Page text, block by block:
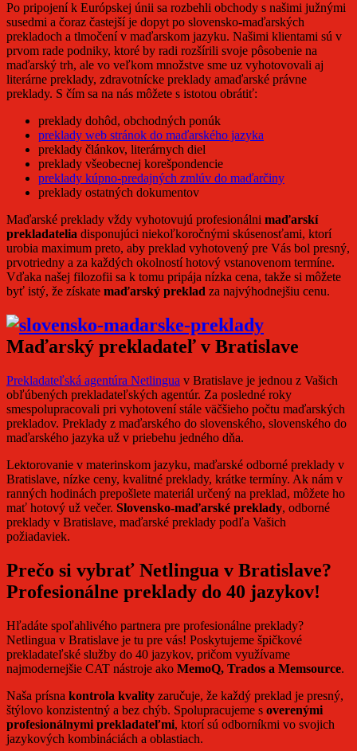
Po pripojení k Európskej únii sa rozbehli obchody s našimi južnými
susedmi a čoraz častejší je dopyt po slovensko-maďarských
prekladoch a tlmočení v maďarskom jazyku. Našimi klientami sú v
prvom rade podniky, ktoré by radi rozšírili svoje pôsobenie na
maďarský trh, ale vo veľkom množstve sme uz vyhotovovali aj
literárne preklady, zdravotnícke preklady amaďarské právne
preklady. S čím sa na nás môžete s istotou obrátiť:
preklady dohôd, obchodných ponúk
preklady web stránok do maďarského jazyka
preklady článkov, literárnych diel
preklady všeobecnej korešpondencie
preklady kúpno-predajných zmlúv do maďarčiny
preklady ostatných dokumentov
Maďarské preklady vždy vyhotovujú profesionálni maďarskí
prekladatelia disponujúci niekoľkoročnými skúsenosťami, ktorí
urobia maximum preto, aby preklad vyhotovený pre Vás bol presný,
prvotriedny a za každých okolností hotový vstanovenom termíne.
Vďaka našej filozofii sa k tomu pripája nízka cena, takže si môžete
byť istý, že získate maďarský preklad za najvýhodnejšiu cenu.
Maďarský prekladateľ v Bratislave
Prekladateľská agentúra Netlingua v Bratislave je jednou z Vašich
obľúbených prekladateľských agentúr. Za posledné roky
smespolupracovali pri vyhotovení stále väčšieho počtu maďarských
prekladov. Preklady z maďarského do slovenského, slovenského do
maďarského jazyka už v priebehu jedného dňa.
Lektorovanie v materinskom jazyku, maďarské odborné preklady v
Bratislave, nízke ceny, kvalitné preklady, krátke termíny. Ak nám v
ranných hodinách prepošlete materiál určený na preklad, môžete ho
mať hotový už večer. Slovensko-maďarské preklady, odborné
preklady v Bratislave, maďarské preklady podľa Vašich
požiadaviek.
Prečo si vybrať Netlingua v Bratislave?
Profesionálne preklady do 40 jazykov!
Hľadáte spoľahlivého partnera pre profesionálne preklady?
Netlingua v Bratislave je tu pre vás! Poskytujeme špičkové
prekladateľské služby do 40 jazykov, pričom využívame
najmodernejšie CAT nástroje ako MemoQ, Trados a Memsource.
Naša prísna kontrola kvality zaručuje, že každý preklad je presný,
štýlovo konzistentný a bez chýb. Spolupracujeme s overenými
profesionálnymi prekladateľmi, ktorí sú odborníkmi vo svojich
jazykových kombináciách a oblastiach.